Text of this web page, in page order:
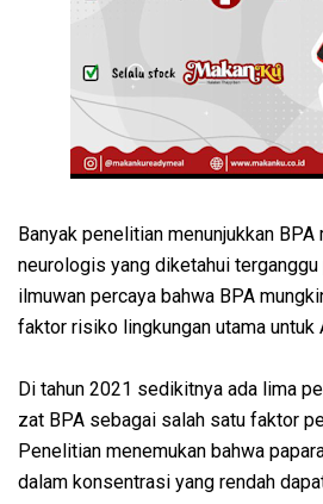
Banyak penelitian menunjukkan
neurologis yang diketahui terganggu
ilmuwan percaya bahwa BPA
faktor risiko lingkungan utama untuk
Di tahun 2021 sedikitnya ada lima
zat BPA sebagai salah satu faktor
Penelitian menemukan bahwa
dalam konsentrasi yang rendah